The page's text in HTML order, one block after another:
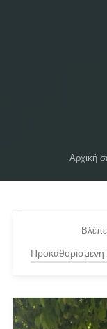
Αρχική
FILTER BY